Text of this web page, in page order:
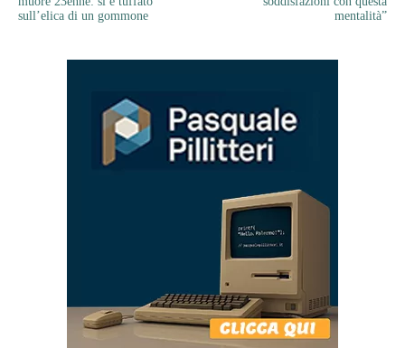
sull’elica di un gommone
mentalità”